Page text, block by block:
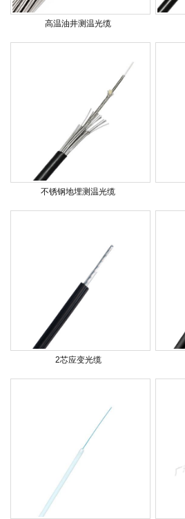
高温油井测温光缆
不锈钢地埋测温光缆
2芯应变光缆